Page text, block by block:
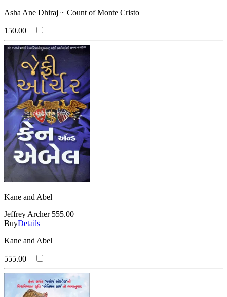
Asha Ane Dhiraj ~ Count of Monte Cristo
150.00
Kane and Abel
Jeffrey Archer 555.00
BuyDetails
Kane and Abel
555.00